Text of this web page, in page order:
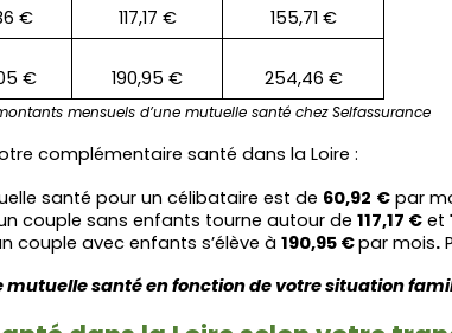
€ 117,17 € 155,71 €
€ 190,95 € 254,46 €
mensuels d’une mutuelle santé chez Selfassurance
complémentaire santé dans la Loire :
santé pour un célibataire est de 60,92 € par
couple sans enfants tourne autour de 117,17 € et
couple avec enfants s’élève à 190,95 € par mois.
santé en fonction de votre situation